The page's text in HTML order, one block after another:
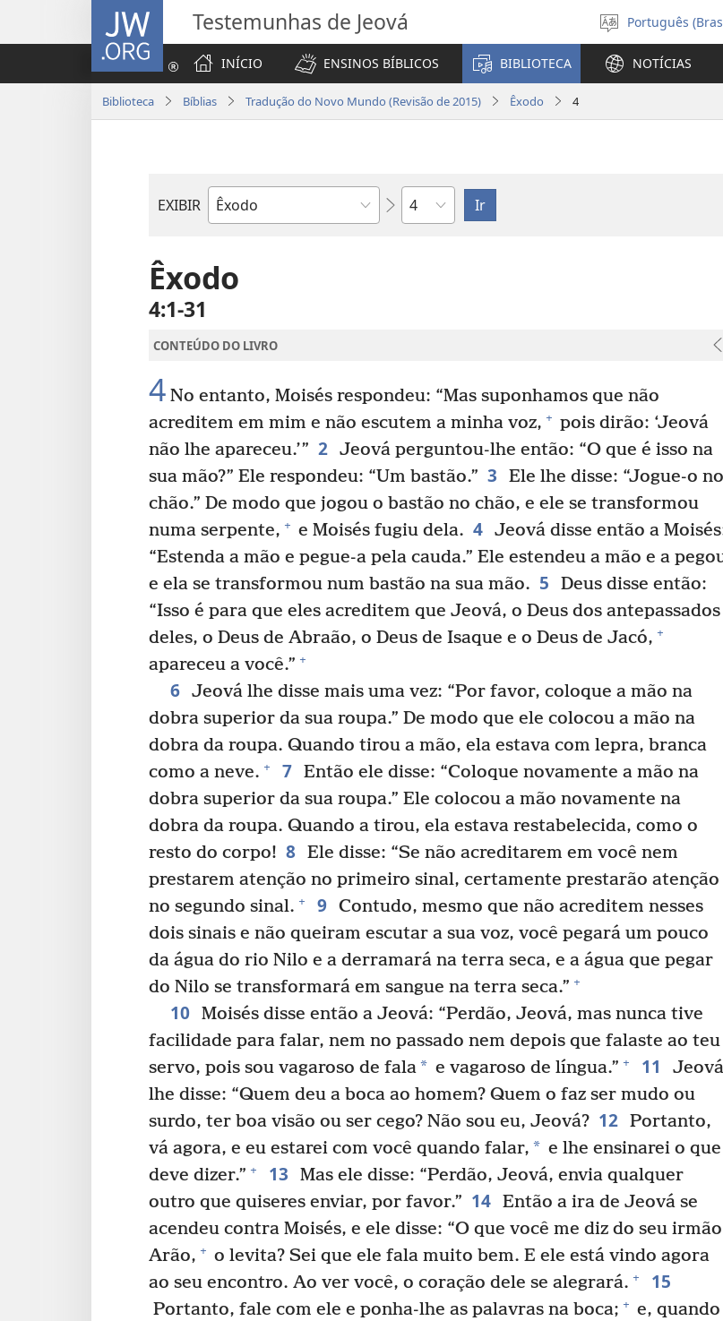
JW.ORG Testemunhas de Jeová
Selecione
o
idioma
Português
INÍCIO
ENSINOS BÍBLICOS BIBLIOTECA NOTÍCIAS
Biblioteca Bíblias Tradução do Novo Mundo (Revisão de 2015) Êxodo 4
EXIBIR
Livro
Capítulo
Êxodo
4:1-31
CONTEÚDO DO LIVRO
4 No entanto, Moisés respondeu: “Mas suponhamos que não
acreditem em mim e não escutem a minha voz, + pois dirão: ‘Jeová
não lhe apareceu.’” 2 Jeová perguntou-lhe então: “O que é isso na
sua mão?” Ele respondeu: “Um bastão.” 3
Ele lhe disse: “Jogue-o no
chão.” De modo que jogou o bastão no chão, e ele se transformou
numa serpente, + e Moisés fugiu dela. 4 Jeová disse então a
“Estenda a mão e pegue-a pela cauda.” Ele estendeu a mão e a
e ela se transformou num bastão na sua mão. 5
Deus disse então:
“Isso é para que eles acreditem que Jeová, o Deus dos antepassados
deles, o Deus de Abraão, o Deus de Isaque e o Deus de Jacó, +
apareceu a você.” +
6 Jeová lhe disse mais uma vez: “Por favor, coloque a mão na
dobra superior da sua roupa.” De modo que ele colocou a mão na
dobra da roupa. Quando tirou a mão, ela estava com lepra, branca
como a neve. + 7 Então ele disse: “Coloque novamente a mão na
dobra superior da sua roupa.” Ele colocou a mão novamente na
dobra da roupa. Quando a tirou, ela estava restabelecida, como o
resto do corpo! 8 Ele disse: “Se não acreditarem em você nem
prestarem atenção no primeiro sinal, certamente prestarão atenção
no segundo sinal. + 9 Contudo, mesmo que não acreditem nesses
dois sinais e não queiram escutar a sua voz, você pegará um pouco
da água do rio Nilo e a derramará na terra seca, e a água que pegar
do Nilo se transformará em sangue na terra seca.” +
10 Moisés disse então a Jeová: “Perdão, Jeová, mas nunca tive
facilidade para falar, nem no passado nem depois que falaste ao teu
servo, pois sou vagaroso de fala* e vagaroso de língua.” + 11
Jeová
lhe disse: “Quem deu a boca ao homem? Quem o faz ser mudo ou
surdo, ter boa visão ou ser cego? Não sou eu, Jeová? 12 Portanto,
vá agora, e eu estarei com você quando falar, * e lhe ensinarei o que
deve dizer.” + 13
Mas ele disse: “Perdão, Jeová, envia qualquer
outro que quiseres enviar, por favor.” 14 Então a ira de Jeová se
acendeu contra Moisés, e ele disse: “O que você me diz do seu irmão
Arão, + o levita? Sei que ele fala muito bem. E ele está vindo agora
ao seu encontro. Ao ver você, o coração dele se alegrará. + 15
Portanto, fale com ele e ponha-lhe as palavras na boca; + e, quando